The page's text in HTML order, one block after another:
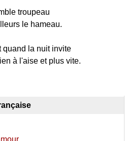
troupeau
le hameau.
quand la nuit invite
à l'aise et plus vite.